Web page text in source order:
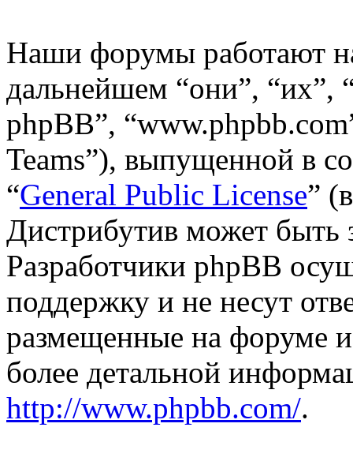
Наши форумы работают
дальнейшем “они”, “их”,
phpBB”,
Teams”), выпущенной в
“General Public License”
Дистрибутив может быть
Разработчики phpBB
поддержку и не несут
размещенные на форуме
более детальной
http://www.phpbb.com/.